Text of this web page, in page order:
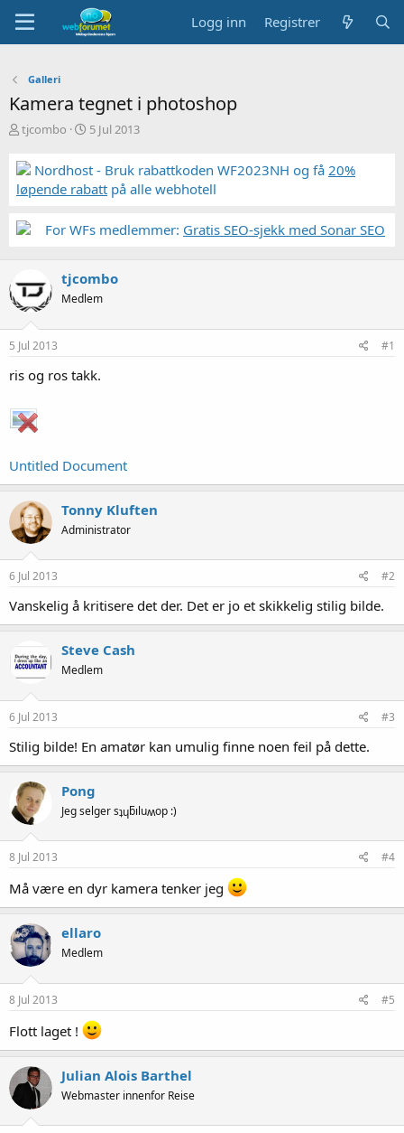
Logg inn Registrer
Galleri
Kamera tegnet i photoshop
T
å
d
s
a
r
tjcombo
S
r
t
a
5 Jul 2013
Nordhost - Bruk rabattkoden WF2023NH og få 20%
løpende rabatt på alle webhotell
For WFs medlemmer: Gratis SEO-sjekk med Sonar SEO
tjcombo
Medlem
5 Jul 2013 #1
ris og ros takk.
Untitled Document
Tonny Kluften
Administrator
6 Jul 2013 #2
Vanskelig å kritisere det der. Det er jo et skikkelig stilig bilde.
Steve Cash
Medlem
6 Jul 2013 #3
Stilig bilde! En amatør kan umulig finne noen feil på dette.
Pong
Jeg selger sʇɥƃıluʍop :)
8 Jul 2013 #4
Må være en dyr kamera tenker jeg
ellaro
Medlem
8 Jul 2013 #5
Flott laget !
Julian Alois Barthel
Webmaster innenfor Reise